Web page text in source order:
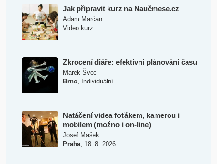
Jak připravit kurz na Naučmese.cz
Adam Marčan
Video kurz
Zkrocení diáře: efektivní plánování času
Marek Švec
Brno, Individuální
Natáčení videa foťákem, kamerou i
mobilem (možno i on-line)
Josef Mašek
Praha, 18. 8. 2026